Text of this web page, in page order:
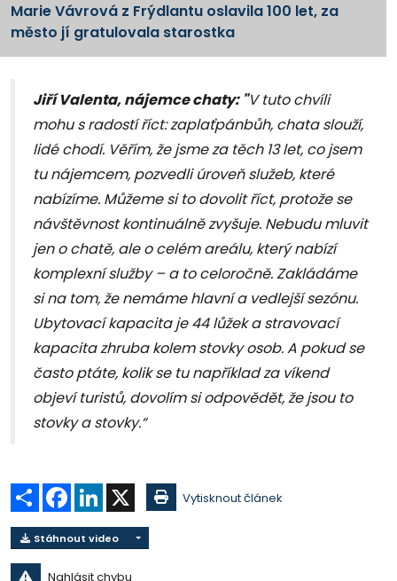
Marie Vávrová z Frýdlantu oslavila 100 let, za
město jí gratulovala starostka
Jiří Valenta, nájemce chaty: "V tuto chvíli
mohu s radostí říct: zaplaťpánbůh, chata slouží,
lidé chodí. Věřím, že jsme za těch 13 let, co jsem
tu nájemcem, pozvedli úroveň služeb, které
nabízíme. Můžeme si to dovolit říct, protože se
návštěvnost kontinuálně zvyšuje. Nebudu mluvit
jen o chatě, ale o celém areálu, který nabízí
komplexní služby – a to celoročně. Zakládáme
si na tom, že nemáme hlavní a vedlejší sezónu.
Ubytovací kapacita je 44 lůžek a stravovací
kapacita zhruba kolem stovky osob. A pokud se
často ptáte, kolik se tu například za víkend
objeví turistů, dovolím si odpovědět, že jsou to
stovky a stovky.“
Sdílet Facebook
LinkedIn Vytisknout článek
Stáhnout video
Nahlásit chybu